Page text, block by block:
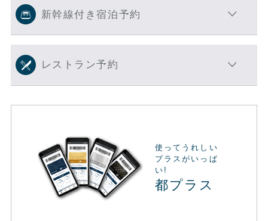
新幹線付き宿泊予約
レストラン予約
使ってうれしい
プラスがいっぱ
い!
都プラス